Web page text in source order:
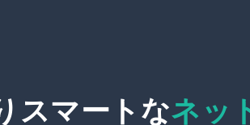
スマートなネッ